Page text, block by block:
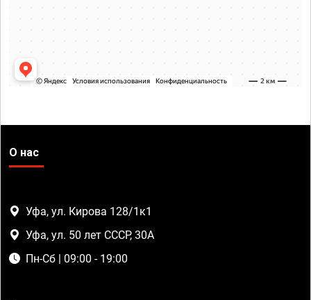
О нас
Уфа, ул. Кирова 128/1к1
Уфа, ул. 50 лет СССР, 30А
Пн-Сб | 09:00 - 19:00